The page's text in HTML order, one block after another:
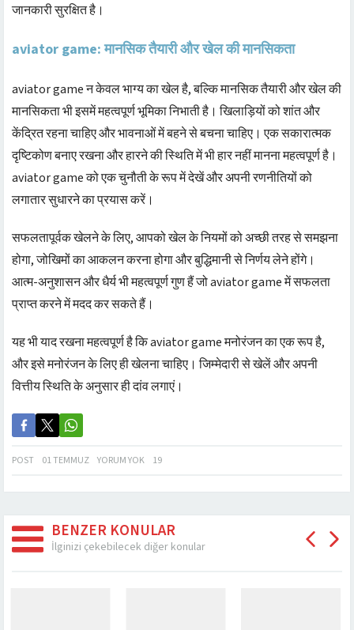
जानकारी सुरक्षित है।
aviator game: मानसिक तैयारी और खेल की मानसिकता
aviator game न केवल भाग्य का खेल है, बल्कि मानसिक तैयारी और खेल की
मानसिकता भी इसमें महत्वपूर्ण भूमिका निभाती है। खिलाड़ियों को शांत और
केंद्रित रहना चाहिए और भावनाओं में बहने से बचना चाहिए। एक सकारात्मक
दृष्टिकोण बनाए रखना और हारने की स्थिति में भी हार नहीं मानना महत्वपूर्ण है।
aviator game को एक चुनौती के रूप में देखें और अपनी रणनीतियों को
लगातार सुधारने का प्रयास करें।
सफलतापूर्वक खेलने के लिए, आपको खेल के नियमों को अच्छी तरह से समझना
होगा, जोखिमों का आकलन करना होगा और बुद्धिमानी से निर्णय लेने होंगे।
आत्म-अनुशासन और धैर्य भी महत्वपूर्ण गुण हैं जो aviator game में सफलता
प्राप्त करने में मदद कर सकते हैं।
यह भी याद रखना महत्वपूर्ण है कि aviator game मनोरंजन का एक रूप है,
और इसे मनोरंजन के लिए ही खेलना चाहिए। जिम्मेदारी से खेलें और अपनी
वित्तीय स्थिति के अनुसार ही दांव लगाएं।
POST 01 TEMMUZ YORUM YOK 19
BENZER KONULAR
İlginizi çekebilecek diğer konular